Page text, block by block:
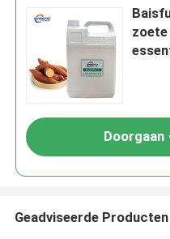
zoete
Doorgaan
Geadviseerde Producten